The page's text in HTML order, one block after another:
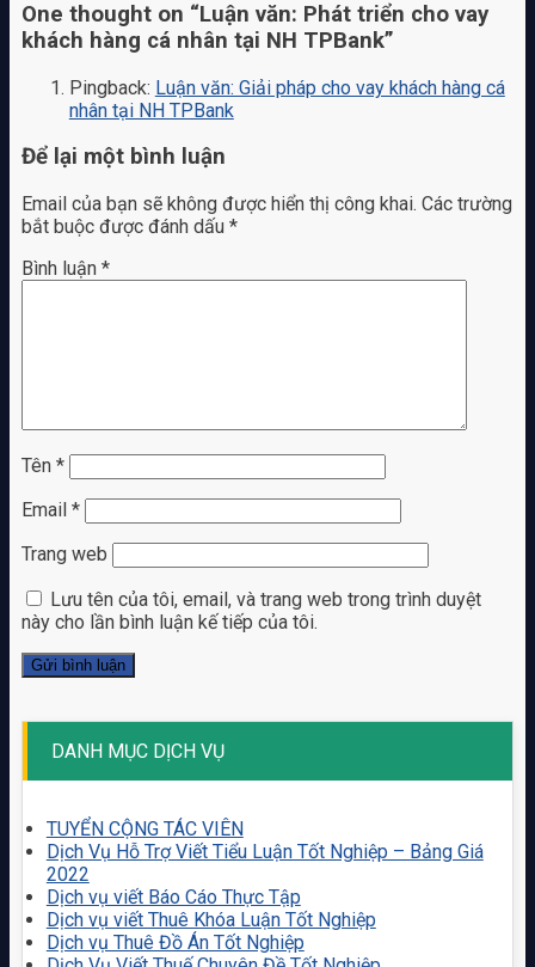
One thought on “Luận văn: Phát triển cho vay
khách hàng cá nhân tại NH TPBank”
Pingback: Luận văn: Giải pháp cho vay khách hàng cá
nhân tại NH TPBank
Để lại một bình luận
Email của bạn sẽ không được hiển thị công khai. Các trường
bắt buộc được đánh dấu *
Bình luận *
Tên *
Email *
Trang web
Lưu tên của tôi, email, và trang web trong trình duyệt
này cho lần bình luận kế tiếp của tôi.
DANH MỤC DỊCH VỤ
TUYỂN CỘNG TÁC VIÊN
Dịch Vụ Hỗ Trợ Viết Tiểu Luận Tốt Nghiệp – Bảng Giá
2022
Dịch vụ viết Báo Cáo Thực Tập
Dịch vụ viết Thuê Khóa Luận Tốt Nghiệp
Dịch vụ Thuê Đồ Án Tốt Nghiệp